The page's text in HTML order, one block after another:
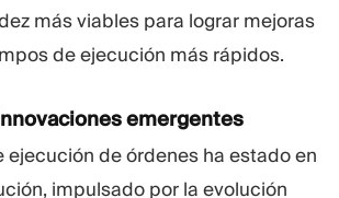
más viables para lograr mejoras
de ejecución más rápidos.
emergentes
ejecución de órdenes ha estado en
impulsado por la evolución